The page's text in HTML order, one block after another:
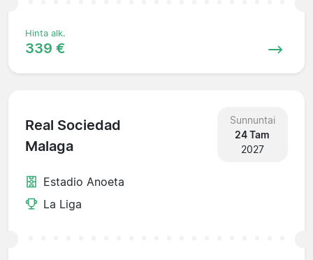
Hinta alk.
339 €
Real Sociedad
Malaga
Sunnuntai
24 Tam
2027
Estadio Anoeta
La Liga